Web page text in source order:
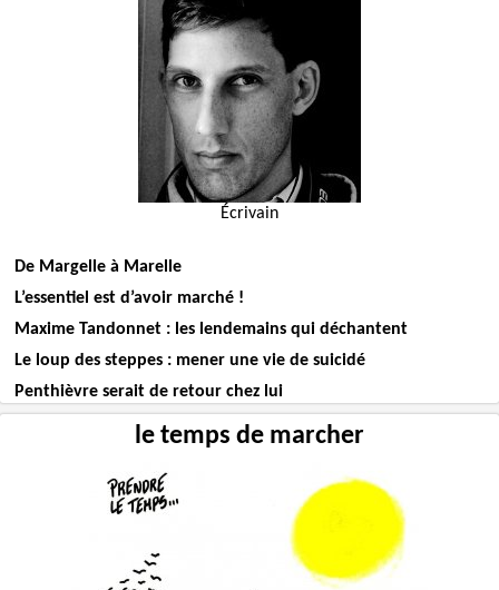
Écrivain
De Margelle à Marelle
L’essentiel est d’avoir marché !
Maxime Tandonnet : les lendemains qui déchantent
Le loup des steppes : mener une vie de suicidé
Penthièvre serait de retour chez lui
le temps de marcher